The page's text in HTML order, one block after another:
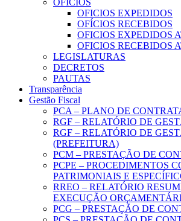
OFICIOS
OFICIOS EXPEDIDOS
OFÍCIOS RECEBIDOS
OFICIOS EXPEDIDOS
OFICIOS RECEBIDOS
LEGISLATURAS
DECRETOS
PAUTAS
Transparência
Gestão Fiscal
PCA – PLANO DE
RGF – RELATÓRIO DE
RGF – RELATÓRIO DE
(PREFEITURA)
PCM – PRESTAÇÃO DE
PCPE – PROCEDIMENTOS
PATRIMONIAIS E
RREO – RELATÓRIO
EXECUÇÃO
PCG – PRESTAÇÃO DE